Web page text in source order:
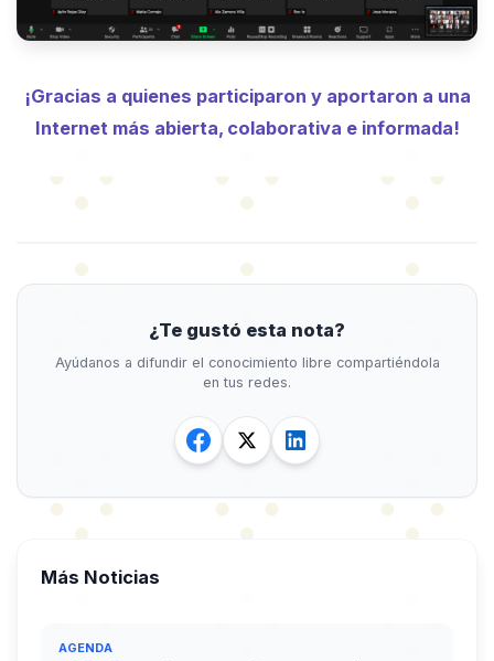
¡Gracias a quienes participaron y aportaron a una
Internet más abierta, colaborativa e informada!
¿Te gustó esta nota?
Ayúdanos a difundir el conocimiento libre compartiéndola
en tus redes.
Más Noticias
AGENDA